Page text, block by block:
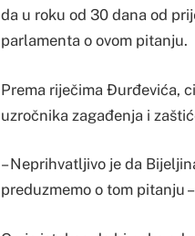
da u roku od 30 dana od
parlamenta o ovom pitanju.
Prema riječima Đurđevića,
uzročnika zagađenja i
– Neprihvatljivo je da
preduzmemo o tom pitanju